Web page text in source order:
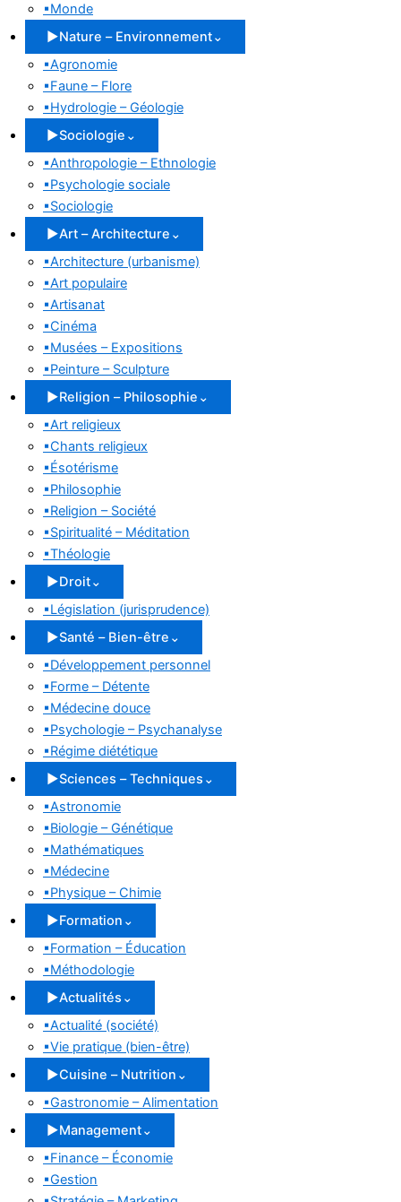
▪Monde
▶Nature – Environnement⌄
▪Agronomie
▪Faune – Flore
▪Hydrologie – Géologie
▶Sociologie ⌄
▪Anthropologie – Ethnologie
▪Psychologie sociale
▪Sociologie
▶Art – Architecture ⌄
▪Architecture (urbanisme)
▪Art populaire
▪Artisanat
▪Cinéma
▪Musées – Expositions
▪Peinture – Sculpture
▶Religion – Philosophie ⌄
▪Art religieux
▪Chants religieux
▪Ésotérisme
▪Philosophie
▪Religion – Société
▪Spiritualité – Méditation
▪Théologie
▶Droit⌄
▪Législation (jurisprudence)
▶Santé – Bien-être ⌄
▪Développement personnel
▪Forme – Détente
▪Médecine douce
▪Psychologie – Psychanalyse
▪Régime diététique
▶Sciences – Techniques ⌄
▪Astronomie
▪Biologie – Génétique
▪Mathématiques
▪Médecine
▪Physique – Chimie
▶Formation ⌄
▪Formation – Éducation
▪Méthodologie
▶Actualités ⌄
▪Actualité (société)
▪Vie pratique (bien-être)
▶Cuisine – Nutrition ⌄
▪Gastronomie – Alimentation
▶Management⌄
▪Finance – Économie
▪Gestion